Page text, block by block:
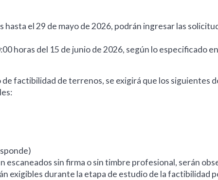
el 29 de mayo de 2026, podrán ingresar las
horas del 15 de junio de 2026, según lo especificado
factibilidad de terrenos, se exigirá que los siguientes
escaneados sin firma o sin timbre profesional, serán
exigibles durante la etapa de estudio de la factibilidad